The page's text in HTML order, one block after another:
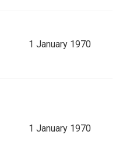
1 January 1970
1 January 1970